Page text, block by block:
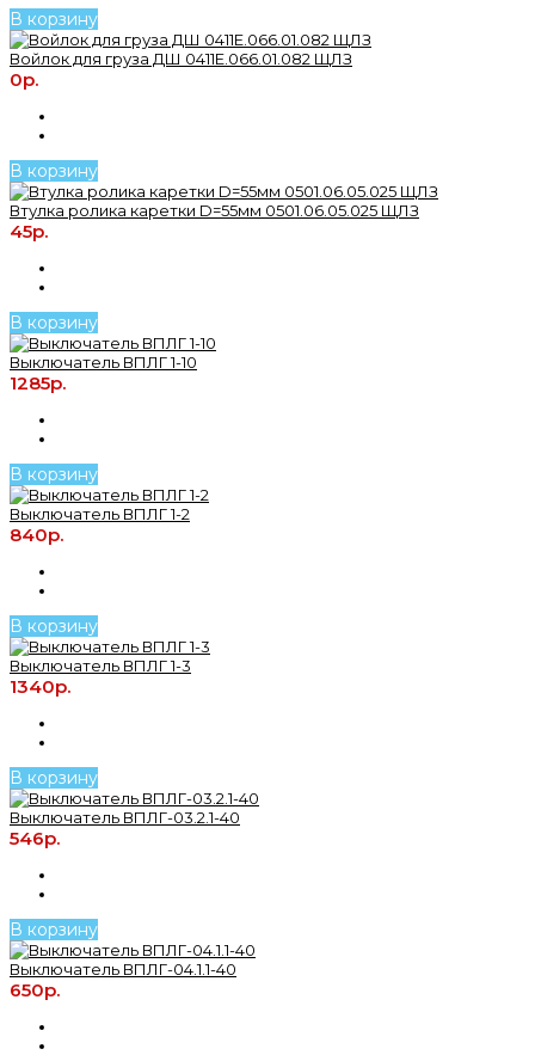
В корзину
Войлок для груза ДШ 0411Е.066.01.082 ЩЛЗ
0р.
В корзину
Втулка ролика каретки D=55мм 0501.06.05.025 ЩЛЗ
45р.
В корзину
Выключатель ВПЛГ 1-10
1285р.
В корзину
Выключатель ВПЛГ 1-2
840р.
В корзину
Выключатель ВПЛГ 1-3
1340р.
В корзину
Выключатель ВПЛГ-03.2.1-40
546р.
В корзину
Выключатель ВПЛГ-04.1.1-40
650р.